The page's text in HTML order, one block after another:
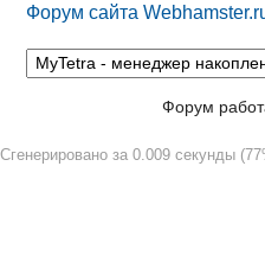
Форум сайта
Форум
Сгенерировано за 0.009 секунды